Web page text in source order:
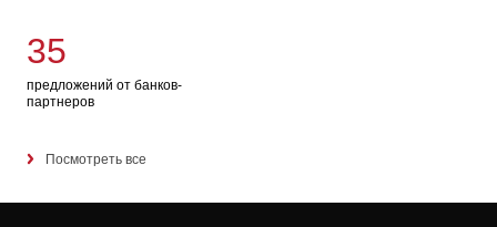
35
предложений от банков-
партнеров
Посмотреть все